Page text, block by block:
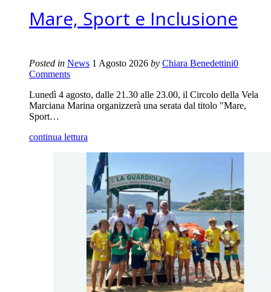
Mare, Sport e Inclusione
Posted in News 1 Agosto 2026 by Chiara Benedettini0
Comments
Lunedì 4 agosto, dalle 21.30 alle 23.00, il Circolo della Vela
Marciana Marina organizzerà una serata dal titolo "Mare,
Sport…
continua lettura